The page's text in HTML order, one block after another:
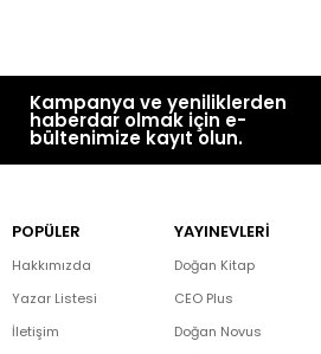
Kampanya ve yeniliklerden
haberdar olmak için e-
bültenimize kayıt olun.
POPÜLER
Hakkımızda
Yazar Listesi
İletişim
YAYINEVLERİ
Doğan Kitap
CEO Plus
Doğan Novus